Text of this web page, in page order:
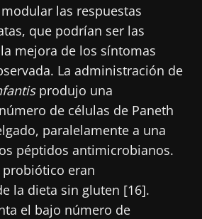
las respuestas
que podrían ser las
mejora de los síntomas
La administración de
produjo una
de células de Paneth
paralelamente a una
péptidos antimicrobianos.
probiótico eran
la dieta sin gluten [16].
el bajo número de